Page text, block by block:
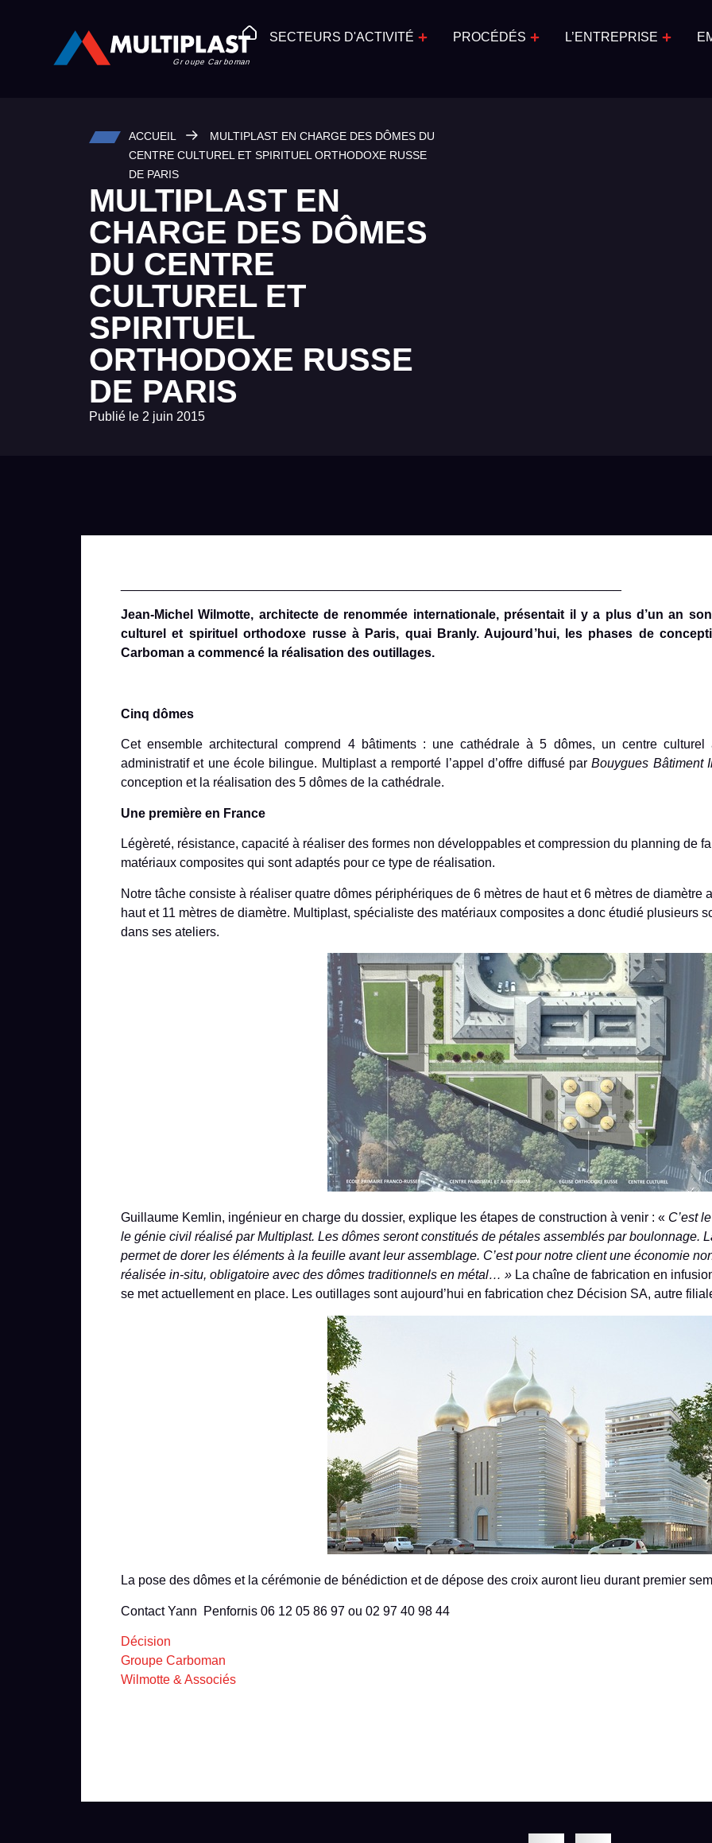
SECTEURS D'ACTIVITÉ PROCÉDÉS L’ENTREPRISE
ACCUEIL
MULTIPLAST EN CHARGE DES DÔMES DU
CENTRE CULTUREL ET SPIRITUEL ORTHODOXE RUSSE
DE PARIS
MULTIPLAST EN
CHARGE DES DÔMES
DU CENTRE
CULTUREL ET
SPIRITUEL
ORTHODOXE RUSSE
DE PARIS
Publié le 2 juin 2015
Jean-Michel Wilmotte, architecte de renommée internationale, présentait il y a plus d’un an
culturel et spirituel orthodoxe russe à Paris, quai Branly. Aujourd’hui, les phases de
Carboman a commencé la réalisation des outillages.
Cinq dômes
Cet ensemble architectural comprend 4 bâtiments : une cathédrale à 5 dômes, un centre
administratif et une école bilingue. Multiplast a remporté l’appel d’offre diffusé parBouygues Bâtiment
conception et la réalisation des 5 dômes de la cathédrale.
Une première en France
Légèreté, résistance, capacité à réaliser des formes non développables et compression du planning de
matériaux composites qui sont adaptés pour ce type de réalisation.
Notre tâche consiste à réaliser quatre dômes périphériques de 6 mètres de haut et 6 mètres de diamètre
haut et 11 mètres de diamètre. Multiplast, spécialiste des matériaux composites a donc étudié plusieurs
dans ses ateliers.
Guillaume Kemlin, ingénieur en charge du dossier, explique les étapes de construction à venir : « C’est
le génie civil réalisé par Multiplast. Les dômes seront constitués de pétales assemblés par boulonnage.
permet de dorer les éléments à la feuille avant leur assemblage. C’est pour notre client une économie
réalisée in-situ, obligatoire avec des dômes traditionnels en métal… » La chaîne de fabrication en
se met actuellement en place. Les outillages sont aujourd’hui en fabrication chez Décision SA, autre
La pose des dômes et la cérémonie de bénédiction et de dépose des croix auront lieu durant premier
Contact Yann Penfornis 06 12 05 86 97 ou 02 97 40 98 44
Décision
Groupe Carboman
Wilmotte & Associés